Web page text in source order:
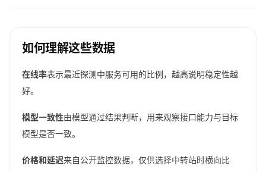
如何理解这些数据
在线率表示最近探测中服务可用的比例，越高说明稳定性越
好。
模型一致性由模型通过结果判断，用来观察接口能力与目标
模型是否一致。
价格和延迟来自公开监控数据，仅供选择中转站时横向比